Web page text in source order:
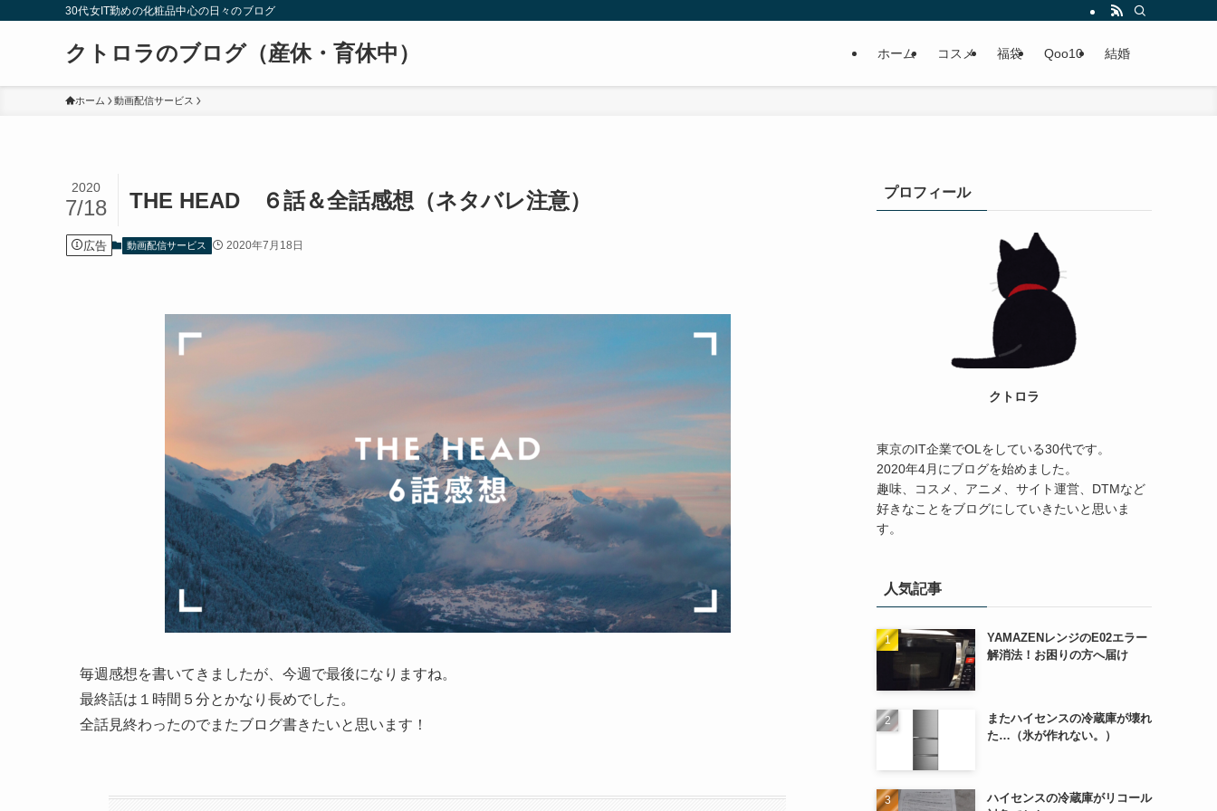
30代女IT勤めの化粧品中心の日々のブログ
クトロラのブログ（産休・育休中） ホーム コスメ 福袋 Qoo10 結婚
ホーム 動画配信サービス
THE HEAD ６話＆全話感想（ネタバレ注意）
2020
7/18
広告 動画配信サービス 2020年7月18日
毎週感想を書いてきましたが、今週で最後になりますね。
最終話は１時間５分とかなり長めでした。
全話見終わったのでまたブログ書きたいと思います！
プロフィール
クトロラ
東京のIT企業でOLをしている30代です。
2020年4月にブログを始めました。
趣味、コスメ、アニメ、サイト運営、DTMなど
好きなことをブログにしていきたいと思いま
す。
人気記事
YAMAZENレンジのE02エラー
解消法！お困りの方へ届け
またハイセンスの冷蔵庫が壊れ
た…（氷が作れない。）
ハイセンスの冷蔵庫がリコール